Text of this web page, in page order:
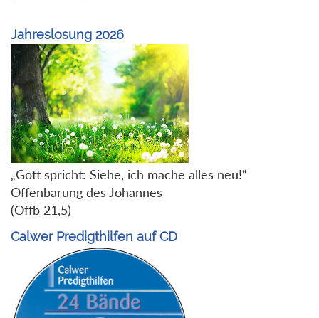
Jahreslosung 2026
„Gott spricht: Siehe, ich mache alles neu!“
Offenbarung des Johannes
(Offb 21,5)
Calwer Predigthilfen auf CD